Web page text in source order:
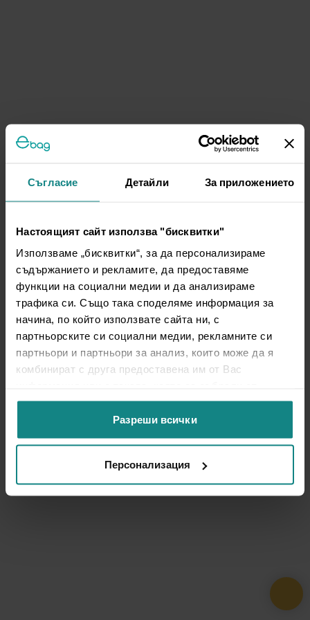
Съгласие Детайли За приложението
Настоящият сайт използва "бисквитки"
Използваме „бисквитки“, за да персонализираме
съдържанието и рекламите, да предоставяме
функции на социални медии и да анализираме
трафика си. Също така споделяме информация за
начина, по който използвате сайта ни, с
партньорските си социални медии, рекламните си
партньори и партньори за анализ, които може да я
комбинират с друга предоставена им от Вас
ползването от Ваша страна на услугите им.
Разреши всички
Персонализация